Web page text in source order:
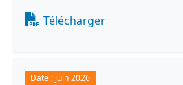
Document
Télécharger
Date : juin 2026